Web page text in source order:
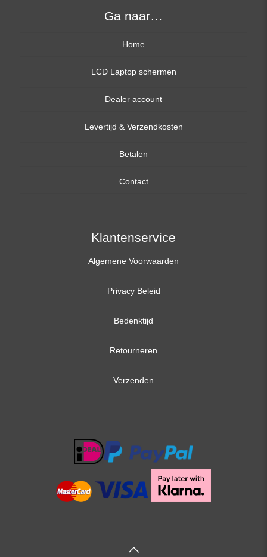
Ga naar…
Home
LCD Laptop schermen
13,3 inch
14,0 inch
15,6 inch
17,3 inch
Dealer account
Levertijd & Verzendkosten
Betalen
Contact
Klantenservice
Algemene Voorwaarden
Privacy Beleid
Bedenktijd
Retourneren
Verzenden